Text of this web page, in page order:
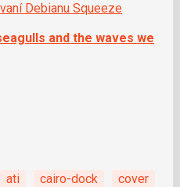
Debianu Squeeze
and the waves we
ati cairo-dock
cover